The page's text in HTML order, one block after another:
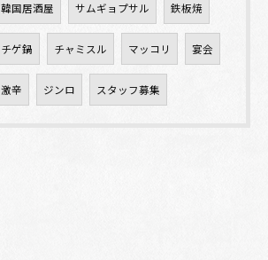
韓国居酒屋 サムギョプサル 鉄板焼
チゲ鍋 チャミスル マッコリ 宴会
激辛 ジンロ スタッフ募集